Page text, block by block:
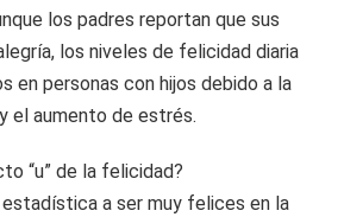
los padres reportan que sus
los niveles de felicidad diaria
en personas con hijos debido a la
el aumento de estrés.
“u” de la felicidad?
a ser muy felices en la